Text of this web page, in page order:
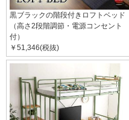
黒ブラックの階段付きロフトベッド
（高さ2段階調節・電源コンセント
付）
￥51,346(税抜)